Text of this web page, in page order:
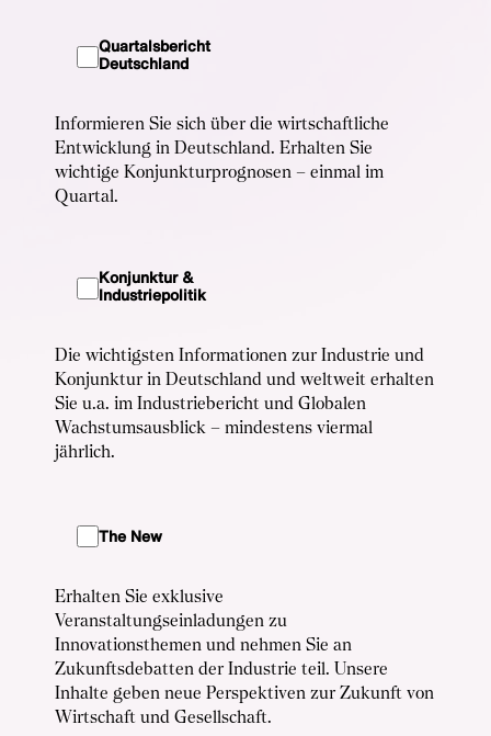
Quartalsbericht
Deutschland
Informieren Sie sich über die wirtschaftliche
Entwicklung in Deutschland. Erhalten Sie
wichtige Konjunkturprognosen – einmal im
Quartal.
Konjunktur &
Industriepolitik
Die wichtigsten Informationen zur Industrie und
Konjunktur in Deutschland und weltweit erhalten
Sie u.a. im Industriebericht und Globalen
Wachstumsausblick – mindestens viermal
jährlich.
The New
Erhalten Sie exklusive
Veranstaltungseinladungen zu
Innovationsthemen und nehmen Sie an
Zukunftsdebatten der Industrie teil. Unsere
Inhalte geben neue Perspektiven zur Zukunft von
Wirtschaft und Gesellschaft.